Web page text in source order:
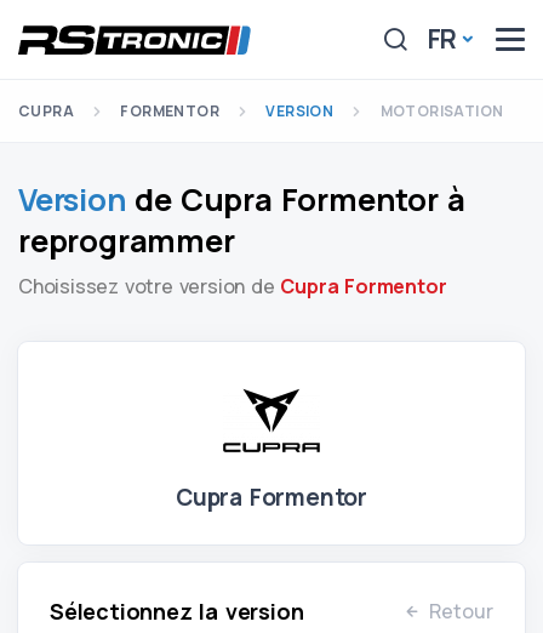
FR
CUPRA FORMENTOR VERSION MOTORISATION
Version de Cupra Formentor à
reprogrammer
Choisissez votre version de Cupra Formentor
Cupra Formentor
Sélectionnez la version Retour